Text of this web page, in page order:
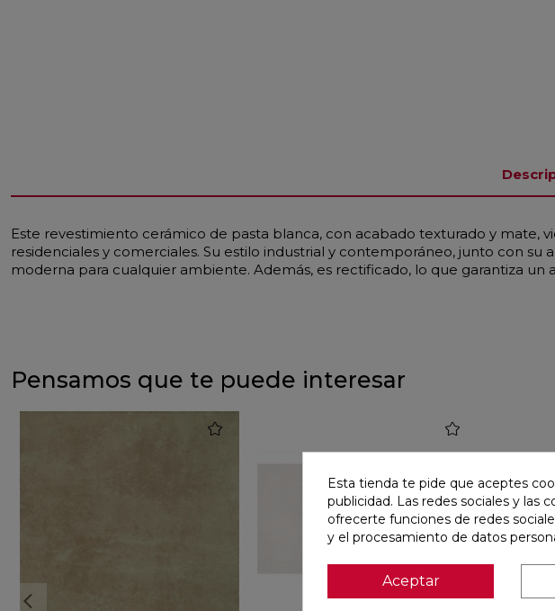
Este revestimiento cerámico de pasta blanca, con acabado texturado y mate,
residenciales y comerciales. Su estilo industrial y contemporáneo, junto con
moderna para cualquier ambiente. Además, es rectificado, lo que garantiza
Pensamos que te puede interesar
favorite favorite
Esta tienda te pide que aceptes
publicidad. Las redes sociales y las
ofrecerte funciones de redes
y el procesamiento de datos
Aceptar